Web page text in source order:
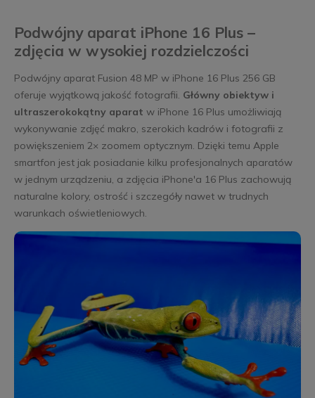
Podwójny aparat iPhone 16 Plus –
zdjęcia w wysokiej rozdzielczości
Podwójny aparat Fusion 48 MP w iPhone 16 Plus 256 GB
oferuje wyjątkową jakość fotografii. Główny obiektyw i
ultraszerokokątny aparat w iPhone 16 Plus umożliwiają
wykonywanie zdjęć makro, szerokich kadrów i fotografii z
powiększeniem 2× zoomem optycznym. Dzięki temu Apple
smartfon jest jak posiadanie kilku profesjonalnych aparatów
w jednym urządzeniu, a zdjęcia iPhone'a 16 Plus zachowują
naturalne kolory, ostrość i szczegóły nawet w trudnych
warunkach oświetleniowych.